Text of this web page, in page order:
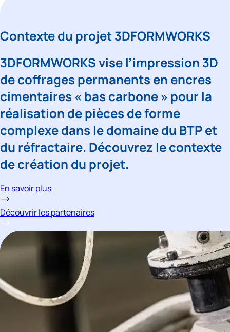
Contexte du projet 3DFORMWORKS
3DFORMWORKS vise l’impression 3D
de coffrages permanents en encres
cimentaires « bas carbone » pour la
réalisation de pièces de forme
complexe dans le domaine du BTP et
du réfractaire. Découvrez le contexte
de création du projet.
En savoir plus
Découvrir les partenaires